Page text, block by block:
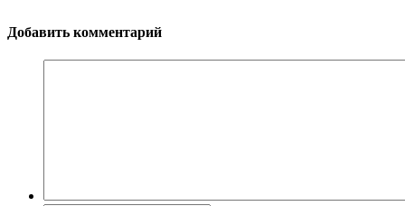
Добавить комментарий